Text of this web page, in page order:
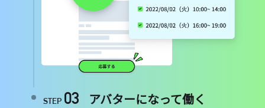
STEP 03 アバターになって働く